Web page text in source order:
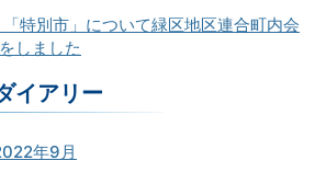
特別市」について緑区地区連合町内会
しました
イアリー
年9月